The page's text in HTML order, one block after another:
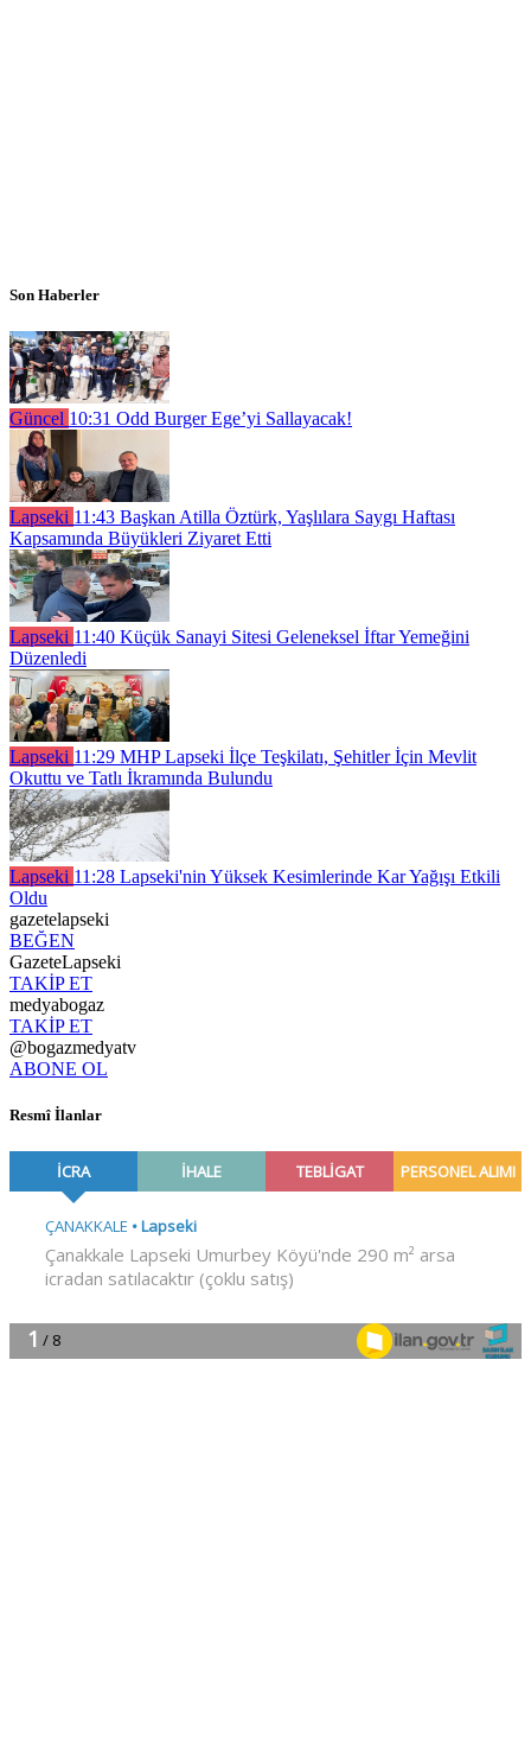
Son Haberler
Güncel 10:31 Odd Burger Ege’yi Sallayacak!
Lapseki 11:43 Başkan Atilla Öztürk, Yaşlılara Saygı Haftası
Kapsamında Büyükleri Ziyaret Etti
Lapseki 11:40 Küçük Sanayi Sitesi Geleneksel İftar Yemeğini
Düzenledi
Lapseki 11:29 MHP Lapseki İlçe Teşkilatı, Şehitler İçin Mevlit
Okuttu ve Tatlı İkramında Bulundu
Lapseki 11:28 Lapseki'nin Yüksek Kesimlerinde Kar Yağışı Etkili
Oldu
gazetelapseki
BEĞEN
GazeteLapseki
TAKİP ET
medyabogaz
TAKİP ET
@bogazmedyatv
ABONE OL
Resmî İlanlar